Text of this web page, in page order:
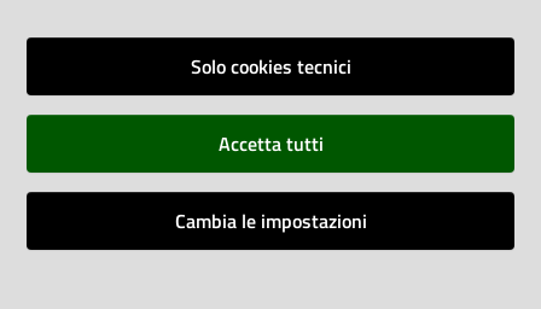
Redazione web
Credits
Solo cookies tecnici
Accetta tutti
Cambia le impostazioni